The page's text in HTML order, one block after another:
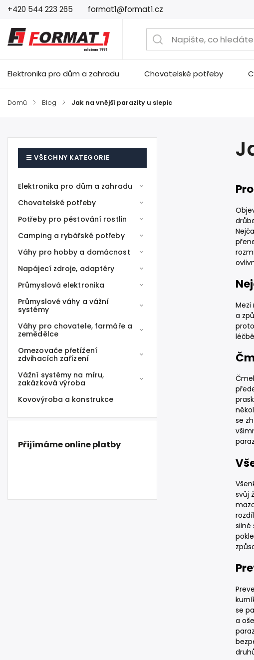
+420 544 223 265 format1@format1.cz
Elektronika pro dům a zahradu Chovatelské potřeby
Domů / Blog / Jak na vnější parazity u slepic
Elektronika pro dům a zahradu
Chovatelské potřeby
Potřeby pro pěstování rostlin
Camping a rybářské potřeby
Váhy pro hobby a domácnost
Napájecí zdroje, adaptéry
Průmyslová elektronika
Průmyslové váhy a vážní
systémy
Váhy pro chovatele, farmáře a
zemědělce
Omezovače přetížení
zdvihacích zařízení
Vážní systémy na míru,
zakázková výroba
Kovovýroba a konstrukce
Přijímáme online platby
Mezi
a
se
svůj
silné
se
a